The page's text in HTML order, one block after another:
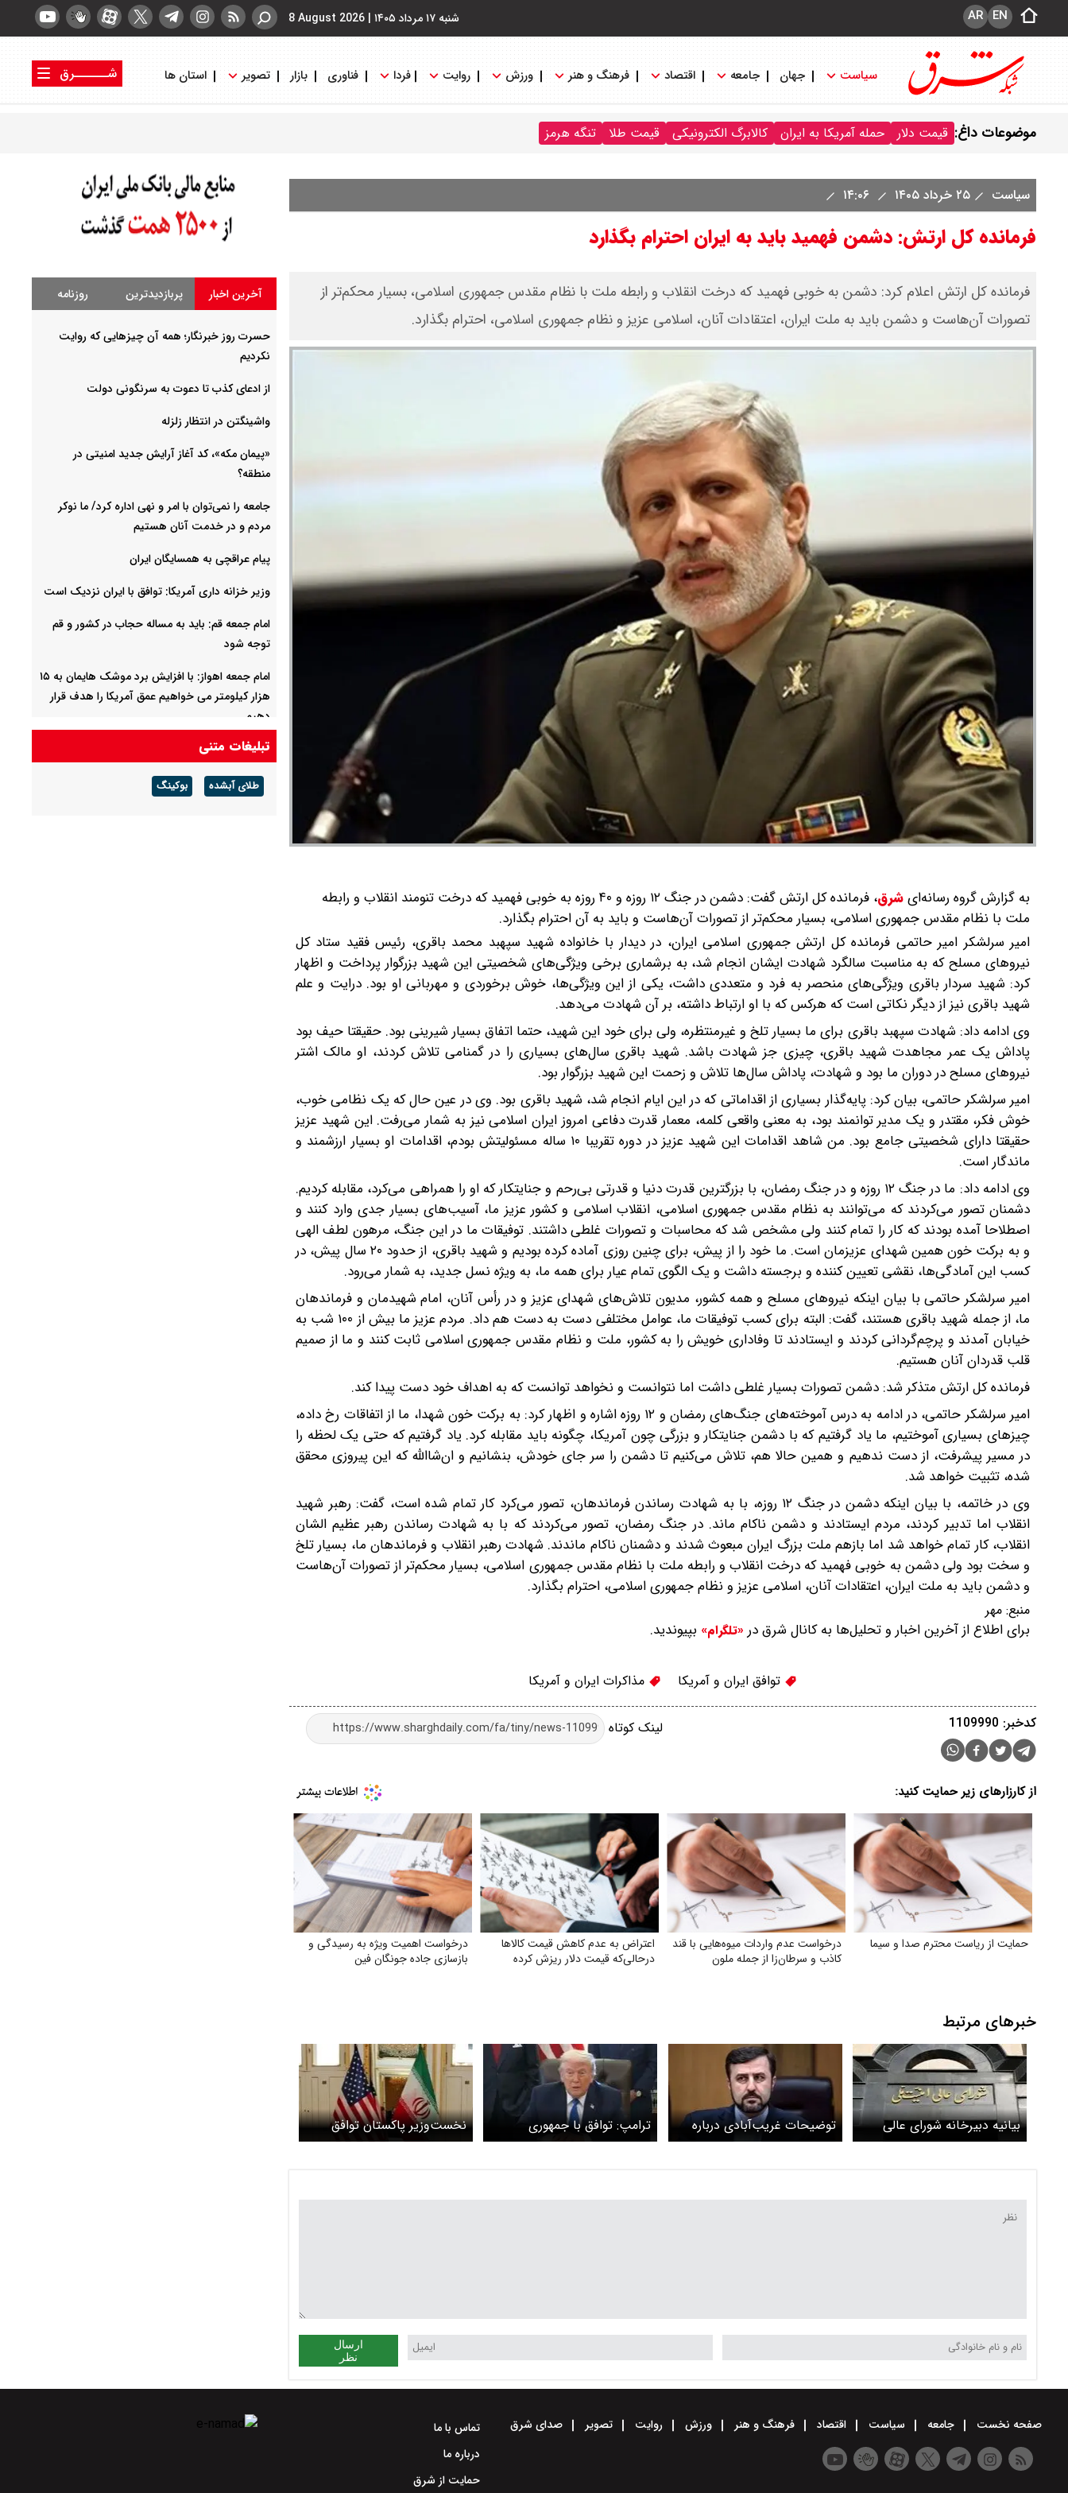
شنبه ۱۷ مرداد ۱۴۰۵ |
8 August 2026 EN
AR
سیاست جهان جامعه اقتصاد فرهنگ و هنر ورزش روایت فردا فناوری بازار تصویر استان ها
شــــــرق
موضوعات داغ: قیمت دلار حمله آمریکا به ایران کالابرگ الکترونیکی قیمت طلا تنگه هرمز
سیاست ۲۵ خرداد ۱۴۰۵
فرمانده کل ارتش: دشمن فهمید باید به ایران احترام بگذارد
فرمانده کل ارتش اعلام کرد: دشمن به خوبی فهمید که درخت انقلاب و رابطه ملت با نظام مقدس جمهوری اسلامی، بسیار محکم‌تر از
تصورات آن‌هاست و دشمن باید به ملت ایران، اعتقادات آنان، اسلامی عزیز و نظام جمهوری اسلامی، احترام بگذارد.
به گزارش گروه رسانه‌ایشرق،
فرمانده کل ارتش گفت: دشمن در جنگ ۱۲ روزه و ۴۰ روزه به خوبی فهمید که درخت تنومند انقلاب و رابطه
ملت با نظام مقدس جمهوری اسلامی، بسیار محکم‌تر از تصورات آن‌هاست و باید به آن احترام بگذارد.
امیر سرلشکر امیر حاتمی فرمانده کل ارتش جمهوری اسلامی ایران، در دیدار با خانواده شهید سپهبد محمد باقری، رئیس فقید ستاد کل
نیروهای مسلح که به مناسبت سالگرد شهادت ایشان انجام شد، به برشماری برخی ویژگی‌های شخصیتی این شهید بزرگوار پرداخت و اظهار
کرد: شهید سردار باقری ویژگی‌های منحصر به فرد و متعددی داشت، یکی از این ویژگی‌ها، خوش برخوردی و مهربانی او بود. درایت و علم
شهید باقری نیز از دیگر نکاتی است که هرکس که با او ارتباط داشته، بر آن شهادت می‌دهد.
وی ادامه داد: شهادت سپهبد باقری برای ما بسیار تلخ و غیرمنتظره، ولی برای خود این شهید، حتما اتفاق بسیار شیرینی بود. حقیقتا حیف بود
پاداش یک عمر مجاهدت شهید باقری، چیزی جز شهادت باشد. شهید باقری سال‌های بسیاری را در گمنامی تلاش کردند، او مالک اشتر
نیروهای مسلح در دوران ما بود و شهادت، پاداش سال‌ها تلاش و زحمت این شهید بزرگوار بود.
امیر سرلشکر حاتمی، بیان کرد: پایه‌گذار بسیاری از اقداماتی که در این ایام انجام شد، شهید باقری بود. وی در عین حال که یک نظامی خوب،
خوش فکر، مقتدر و یک مدیر توانمند بود، به معنی واقعی کلمه، معمار قدرت دفاعی امروز ایران اسلامی نیز به شمار می‌رفت. این شهید عزیز
حقیقتا دارای شخصیتی جامع بود. من شاهد اقدامات این شهید عزیز در دوره تقریبا ۱۰ ساله مسئولیتش بودم، اقدامات او بسیار ارزشمند و
ماندگار است.
وی ادامه داد: ما در جنگ ۱۲ روزه و در جنگ رمضان، با بزرگترین قدرت دنیا و قدرتی بی‌رحم و جنایتکار که او را همراهی می‌کرد، مقابله کردیم.
دشمنان تصور می‌کردند که می‌توانند به نظام مقدس جمهوری اسلامی، انقلاب اسلامی و کشور عزیز ما، آسیب‌های بسیار جدی‌ وارد کنند و
اصطلاحا آمده بودند که کار را تمام کنند ولی مشخص شد که محاسبات و تصورات غلطی داشتند. توفیقات ما در این جنگ، مرهون لطف الهی
و به برکت خون همین شهدای عزیزمان است. ما خود را از پیش، برای چنین روزی آماده کرده بودیم و شهید باقری، از حدود ۲۰ سال پیش، در
کسب این آمادگی‌ها، نقشی تعیین کننده و برجسته داشت و یک الگوی تمام عیار برای همه ما، به ویژه نسل جدید، به شمار می‌رود.
امیر سرلشکر حاتمی با بیان اینکه نیروهای مسلح و همه کشور، مدیون تلاش‌های شهدای عزیز و در رأس آنان، امام شهیدمان و فرماندهان
ما، از جمله شهید باقری هستند، گفت: البته برای کسب توفیقات ما، عوامل مختلفی دست به دست هم داد. مردم عزیز ما بیش از ۱۰۰ شب به
خیابان آمدند و پرچم‌گردانی کردند و ایستادند تا وفاداری خویش را به کشور، ملت و نظام مقدس جمهوری اسلامی ثابت کنند و ما از صمیم
قلب قدردان آنان هستیم.
فرمانده کل ارتش متذکر شد: دشمن تصورات بسیار غلطی داشت اما نتوانست و نخواهد توانست که به اهداف خود دست پیدا کند.
امیر سرلشکر حاتمی، در ادامه به درس آموخته‌های جنگ‌های رمضان و ۱۲ روزه اشاره و اظهار کرد: به برکت خون شهدا، ما از اتفاقات رخ داده،
چیزهای بسیاری آموختیم، ما یاد گرفتیم که با دشمن جنایتکار و بزرگی چون آمریکا، چگونه باید مقابله کرد. یاد گرفتیم که حتی یک لحظه را
در مسیر پیشرفت، از دست ندهیم و همین حالا هم، تلاش می‌کنیم تا دشمن را سر جای خودش، بنشانیم و ان‌شاالله که این پیروزی محقق
شده، تثبیت خواهد شد.
وی در خاتمه، با بیان اینکه دشمن در جنگ ۱۲ روزه، با به شهادت رساندن فرماندهان، تصور می‌کرد کار تمام شده است، گفت: رهبر شهید
انقلاب اما تدبیر کردند، مردم ایستادند و دشمن ناکام ماند. در جنگ رمضان، تصور می‌کردند که با به شهادت رساندن رهبر عظیم الشان
انقلاب، کار تمام خواهد شد اما بازهم ملت بزرگ ایران مبعوث شدند و دشمنان ناکام ماندند. شهادت رهبر انقلاب و فرماندهان ما، بسیار تلخ
و سخت بود ولی دشمن به خوبی فهمید که درخت انقلاب و رابطه ملت با نظام مقدس جمهوری اسلامی، بسیار محکم‌تر از تصورات آن‌هاست
و دشمن باید به ملت ایران، اعتقادات آنان، اسلامی عزیز و نظام جمهوری اسلامی، احترام بگذارد.
منبع: مهر
برای اطلاع از آخرین اخبار و تحلیل‌ها به کانال شرق در «تلگرام» بپیوندید.
توافق ایران و آمریکا مذاکرات ایران و آمریکا
لینک کوتاه کدخبر: 1109990
از کارزارهای زیر حمایت کنید:
حمایت از ریاست محترم صدا و سیما
درخواست عدم واردات میوه‌هایی با قند
کاذب و سرطان‌زا از جمله ملون
اعتراض به عدم کاهش‌ قیمت کالاها
درحالی‌که قیمت دلار ریزش کرده
درخواست اهمیت ویژه به رسیدگی و
بازسازی جاده جونگان فین
خبرهای مرتبط
بیانیه دبیرخانه شورای عالی
امنیت ملی درباره توافق پایان
توضیحات غریب‌آبادی درباره
تفاهم ایران و آمریکا؛ از امضای
ترامپ: توافق با جمهوری
اسلامی ایران نهایی شد
نخست‌وزیر پاکستان توافق
ایران و آمریکا را اعلام کرد
ارسال
نظر
آخرین اخبار پربازدیدترین روزنامه
حسرت روز خبرنگار؛ همه آن چیزهایی که روایت
نکردیم
از ادعای کذب تا دعوت به سرنگونی دولت
واشینگتن در انتظار زلزله
«پیمان مکه»، کد آغاز آرایش جدید امنیتی در
منطقه؟
جامعه را نمی‌توان با امر و نهی اداره کرد/ ما نوکر
مردم و در خدمت آنان هستیم
پیام عراقچی به همسایگان ایران
وزیر خزانه داری آمریکا: توافق با ایران نزدیک است
امام جمعه قم: باید به مساله حجاب در کشور و قم
توجه شود
امام‌ جمعه اهواز: با افزایش برد موشک هایمان به ۱۵
هزار کیلومتر می خواهیم عمق آمریکا را هدف قرار
دهیم
علم‌الهدی: افرادی که می‌گویند جنگ را تمام کنید،
بی‌عقل مریض و منافق هستند
تبلیغات متنی
طلای آبشده بوکینگ
صفحه نخست جامعه سیاست اقتصاد فرهنگ و هنر ورزش روایت تصویر صدای شرق
تماس با ما
درباره ما
حمایت از شرق